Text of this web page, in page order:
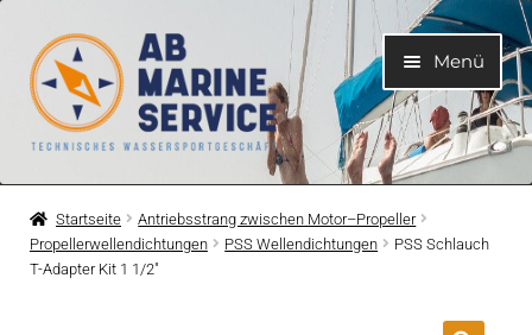
Zur
Navigation
springen
Zum
Inhalt
springen
Menü
Home
Motoren
Startseite
Antriebsstrang zwischen Motor–Propeller
Propellerwellendichtungen
PSS Wellendichtungen
PSS Schlauch
T-Adapter Kit 1 1/2″